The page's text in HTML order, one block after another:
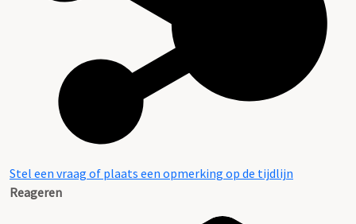
Stel een vraag of plaats een opmerking op de tijdlijn
Reageren